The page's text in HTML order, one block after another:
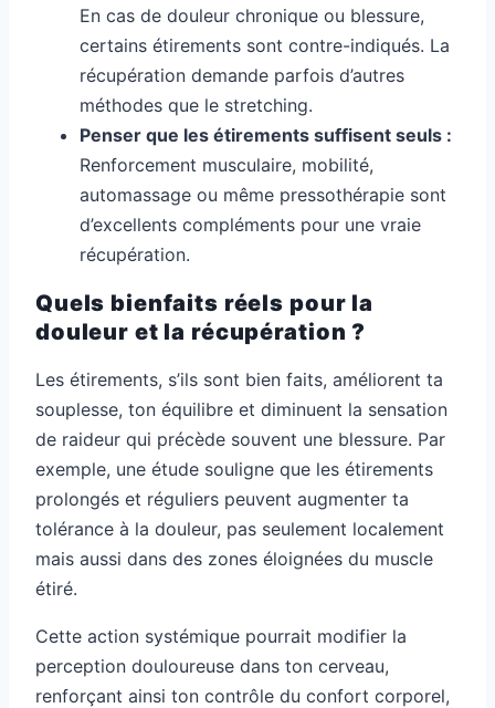
En cas de douleur chronique ou blessure,
certains étirements sont contre-indiqués. La
récupération demande parfois d’autres
méthodes que le stretching.
Penser que les étirements suffisent seuls :
Renforcement musculaire, mobilité,
automassage ou même pressothérapie sont
d’excellents compléments pour une vraie
récupération.
Quels bienfaits réels pour la
douleur et la récupération ?
Les étirements, s’ils sont bien faits, améliorent ta
souplesse, ton équilibre et diminuent la sensation
de raideur qui précède souvent une blessure. Par
exemple, une étude souligne que les étirements
prolongés et réguliers peuvent augmenter ta
tolérance à la douleur, pas seulement localement
mais aussi dans des zones éloignées du muscle
étiré.
Cette action systémique pourrait modifier la
perception douloureuse dans ton cerveau,
renforçant ainsi ton contrôle du confort corporel,